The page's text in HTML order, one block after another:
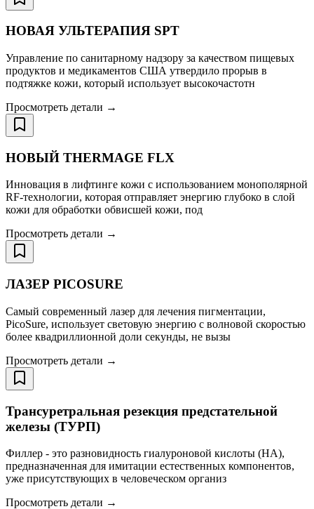
НОВАЯ УЛЬТЕРАПИЯ SPT
Управление по санитарному надзору за качеством пищевых
продуктов и медикаментов США утвердило прорыв в
подтяжке кожи, который использует высокочастотн
Просмотреть детали →
НОВЫЙ THERMAGE FLX
Инновация в лифтинге кожи с использованием монополярной
RF-технологии, которая отправляет энергию глубоко в слой
кожи для обработки обвисшей кожи, под
Просмотреть детали →
ЛАЗЕР PICOSURE
Самый современный лазер для лечения пигментации,
PicoSure, использует световую энергию с волновой скоростью
более квадриллионной доли секунды, не вызы
Просмотреть детали →
Трансуретральная резекция предстательной
железы (ТУРП)
Филлер - это разновидность гиалуроновой кислоты (HA),
предназначенная для имитации естественных компонентов,
уже присутствующих в человеческом организ
Просмотреть детали →